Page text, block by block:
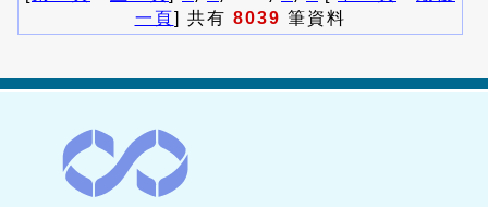
一頁] 共有 8039 筆資料